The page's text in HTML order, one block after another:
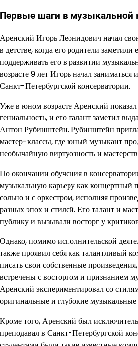
Первые шаги в музыкальной
Аренский Игорь Леонидович начал
в детстве, когда его родители заметили
поддерживать его в развитии
возрасте 9 лет Игорь начал заниматься
Санкт-Петербургской консерватории.
Уже в юном возрасте Аренский
гениальность, и его талант заметил
Антон Рубинштейн. Рубинштейн
мастер-классы, где юный музыкант
необычайную виртуозность и
По окончании обучения в
музыкальную карьеру как концертный
сольно и с оркестром, исполняя
разных эпох и стилей. Его талант и
публику и вызывали восторг у
Однако, помимо исполнительской
также проявил себя как талантливый
писать свои собственные
встречены с восторгом и признанием
Аренский экспериментировал со
оригинальные и глубокие музыкальные
Кроме того, Аренский был
преподавал в Санкт-Петербургской